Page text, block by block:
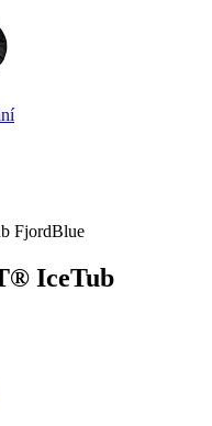
FjordBlue
IceTub